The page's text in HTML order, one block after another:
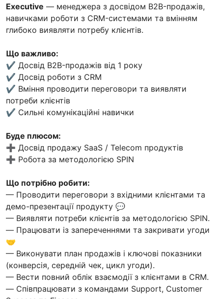
Executive — менеджера з досвідом B2B-продажів,
навичками роботи з CRM-системами та вмінням
глибоко виявляти потребу клієнтів.
Що важливо:
✔ Досвід B2B-продажів від 1 року
✔ Досвід роботи з CRM
✔ Вміння проводити переговори та виявляти
потреби клієнтів
✔ Сильні комунікаційні навички
Буде плюсом:
➕ Досвід продажу SaaS / Telecom продуктів
➕ Робота за методологією SPIN
Що потрібно робити:
— Проводити переговори з вхідними клієнтами та
демо-презентації продукту 💬
— Виявляти потреби клієнтів за методологією SPIN.
— Працювати із запереченнями та закривати угоди
🤝
— Виконувати план продажів і ключові показники
(конверсія, середній чек, цикл угоди).
— Вести повний облік взаємодії з клієнтами в CRM.
— Співпрацювати з командами Support, Customer